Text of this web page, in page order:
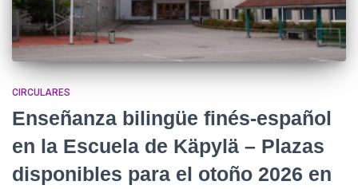
CIRCULARES
Enseñanza bilingüe finés-español
en la Escuela de Käpylä – Plazas
disponibles para el otoño 2026 en